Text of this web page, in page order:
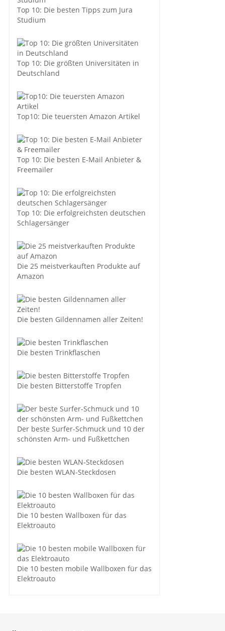
Top 10: Die besten Tipps zum Jura
Studium
Top 10: Die größten Universitäten in
Deutschland
Top10: Die teuersten Amazon Artikel
Top 10: Die besten E-Mail Anbieter &
Freemailer
Top 10: Die erfolgreichsten deutschen
Schlagersänger
Die 25 meistverkauften Produkte auf
Amazon
Die besten Gildennamen aller Zeiten!
Die besten Trinkflaschen
Die besten Bitterstoffe Tropfen
Der beste Surfer-Schmuck und 10 der
schönsten Arm- und Fußkettchen
Die besten WLAN-Steckdosen
Die 10 besten Wallboxen für das
Elektroauto
Die 10 besten mobile Wallboxen für das
Elektroauto